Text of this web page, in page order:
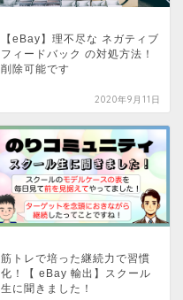
【eBay】理不尽な ネガティブ
フィードバック の対処方法！
削除可能です
2020年9月11日
筋トレで培った継続力で習慣
化！【 eBay 輸出】スクール
生に聞きました！